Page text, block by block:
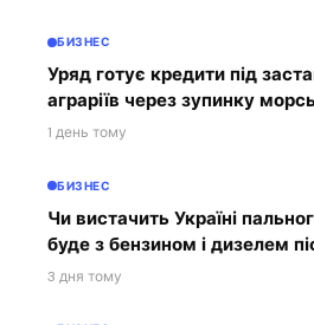
БИЗНЕС
Уряд готує кредити під
аграріїв через зупинку
1 день тому
БИЗНЕС
Чи вистачить Україні
буде з бензином і дизелем
3 дня тому